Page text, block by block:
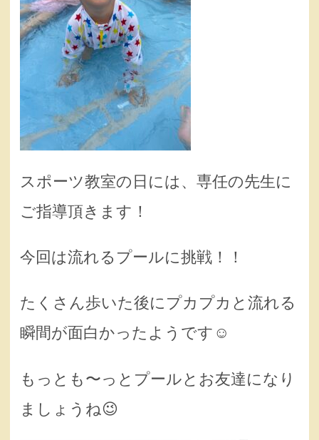
スポーツ教室の日には、専任の先生に
ご指導頂きます！
今回は流れるプールに挑戦！！
たくさん歩いた後にプカプカと流れる
瞬間が面白かったようです☺️
もっとも〜っとプールとお友達になり
ましょうね😉